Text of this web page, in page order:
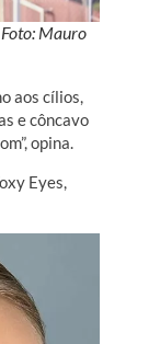
Mauro
aos cílios,
e côncavo
opina.
Eyes,